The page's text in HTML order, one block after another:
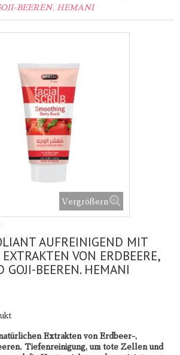
BEEREN. HEMANI
Vergrößern
AUFREINIGEND MIT
VON ERDBEERE,
GOJI-BEEREN. HEMANI
Extrakten von Erdbeer-,
Tiefenreinigung, um tote Zellen und